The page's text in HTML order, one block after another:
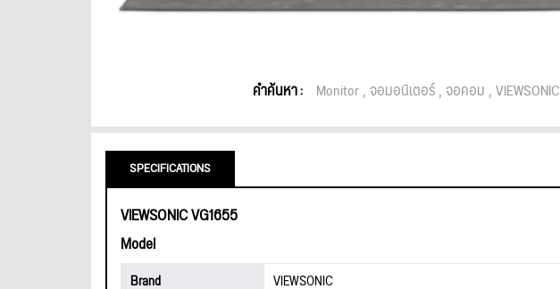
คำค้นหา : Monitor จอมอนิเตอร์ จอคอม VIEWSONIC
SPECIFICATIONS
VIEWSONIC VG1655
Model
Brand
VIEWSONIC